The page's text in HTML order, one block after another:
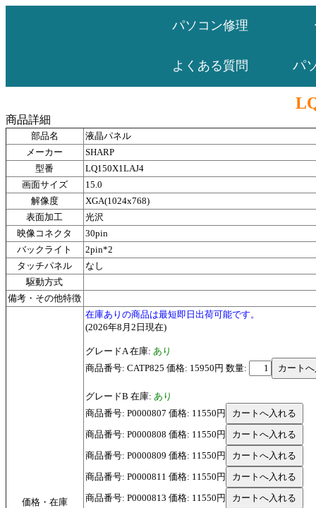
パソコン修理
よくある質問 パ
商品詳細
部品名
液晶パネル
メーカー
SHARP
型番
LQ150X1LAJ4
画面サイズ
15.0
解像度
XGA(1024x768)
表面加工
光沢
映像コネクタ
30pin
バックライト
2pin*2
タッチパネル
なし
駆動方式
備考・その他特徴
価格・在庫
在庫ありの商品は最短即日出荷可能です。
(2026年8月2日現在)
グレードA 在庫: あり
商品番号: CATP825 価格: 15950円 数量:
グレードB 在庫: あり
商品番号: P0000807 価格: 11550円
商品番号: P0000808 価格: 11550円
商品番号: P0000809 価格: 11550円
商品番号: P0000811 価格: 11550円
商品番号: P0000813 価格: 11550円